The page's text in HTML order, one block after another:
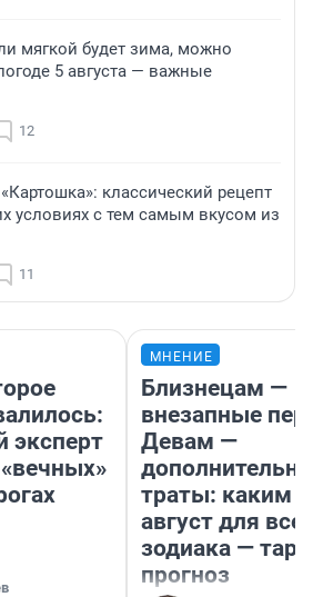
мягкой будет зима, можно
5 августа — важные
12
классический рецепт
условиях с тем самым вкусом из
11
эксперт
МНЕНИЕ
Близнецам —
внезапные
Девам —
траты: каким
август для
зодиака —
прогноз